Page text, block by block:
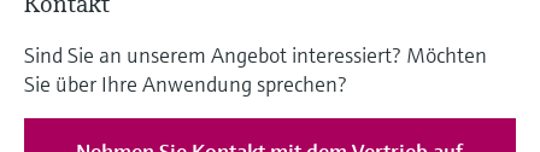
Sind Sie an unserem Angebot interessiert? Möchten
Sie über Ihre Anwendung sprechen?